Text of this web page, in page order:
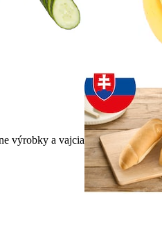
výrobky a vajcia